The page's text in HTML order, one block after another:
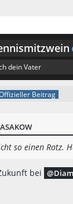
dein Vater
Beitrag
so einen Rotz.
bei